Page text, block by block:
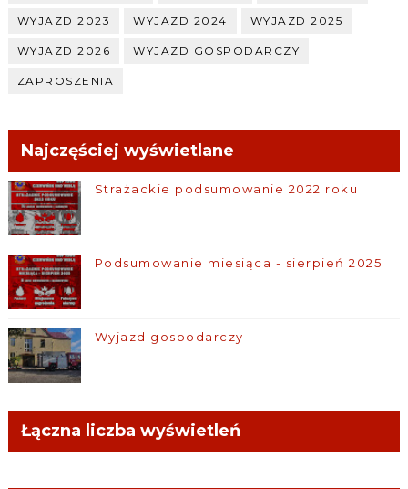
WYJAZD 2023 WYJAZD 2024 WYJAZD 2025
WYJAZD 2026 WYJAZD GOSPODARCZY
ZAPROSZENIA
Najczęściej wyświetlane
Strażackie podsumowanie 2022 roku
Podsumowanie miesiąca - sierpień 2025
Wyjazd gospodarczy
Łączna liczba wyświetleń